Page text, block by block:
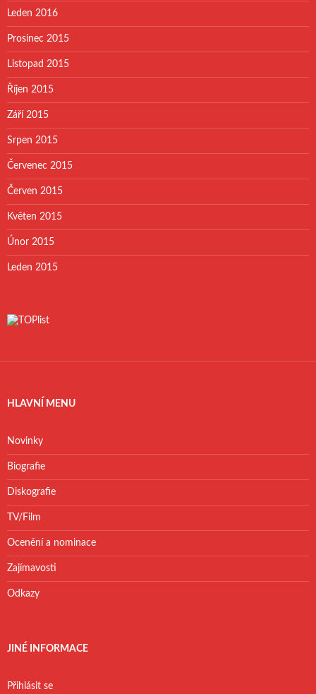
Leden 2016
Prosinec 2015
Listopad 2015
Říjen 2015
Září 2015
Srpen 2015
Červenec 2015
Červen 2015
Květen 2015
Únor 2015
Leden 2015
HLAVNÍ MENU
Novinky
Biografie
Diskografie
TV/Film
Ocenění a nominace
Zajímavosti
Odkazy
JINÉ INFORMACE
Přihlásit se